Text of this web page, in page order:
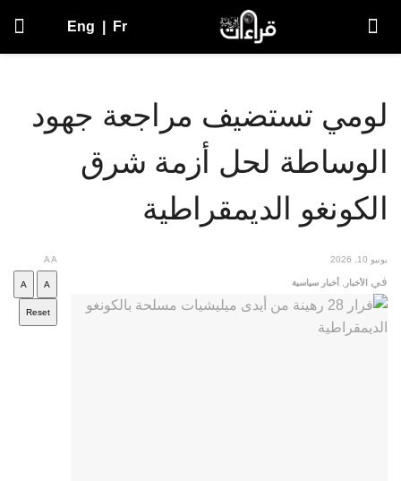
Eng Fr
لومي تستضيف مراجعة جهود
الوساطة لحل أزمة شرق
الكونغو الديمقراطية
يونيو 10, 2026
في الأخبار أخبار سياسية
AA
A
A
Reset